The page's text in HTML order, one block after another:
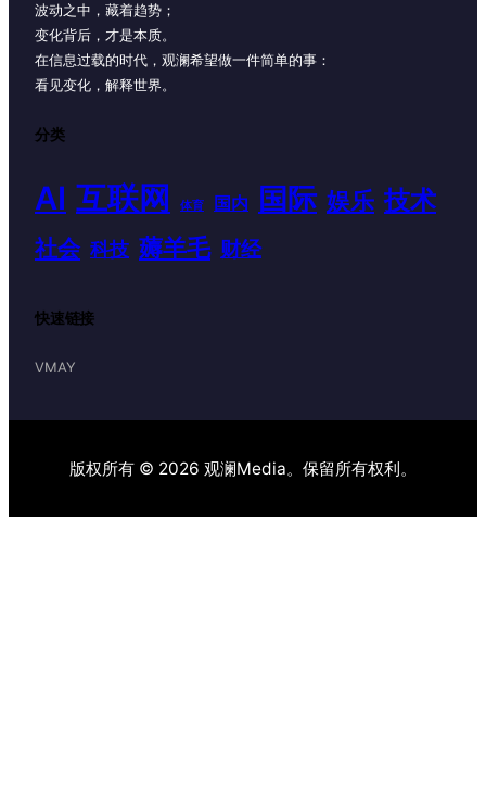
波动之中，藏着趋势；
变化背后，才是本质。
在信息过载的时代，观澜希望做一件简单的事：
看见变化，解释世界。
分类
AI 互联网 体育 国内 国际 娱乐 技术
社会 科技 薅羊毛 财经
快速链接
VMAY
版权所有 © 2026 观澜Media。保留所有权利。